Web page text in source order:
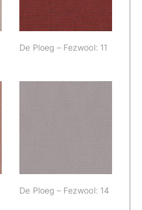
De Ploeg – Fezwool: 11
Fezwool: 14
De Ploeg – Fezwool: 14